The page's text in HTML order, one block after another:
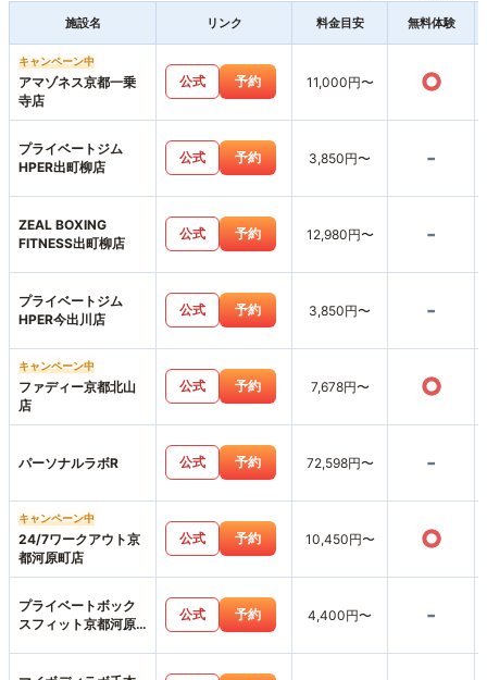
施設名 リンク 料金目安 無料体験
キャンペーン中
アマゾネス京都一乗
寺店
公式 予約 11,000円〜 ○
プライベートジム
HPER出町柳店
公式 予約 3,850円〜 -
ZEAL BOXING
FITNESS出町柳店
公式 予約 12,980円〜 -
プライベートジム
HPER今出川店
公式 予約 3,850円〜 -
キャンペーン中
ファディー京都北山
店
公式 予約 7,678円〜 ○
パーソナルラボR 公式 予約 72,598円〜 -
キャンペーン中
24/7ワークアウト京
都河原町店
公式 予約 10,450円〜 ○
プライベートボック
スフィット京都河原
公式 予約 4,400円〜 -